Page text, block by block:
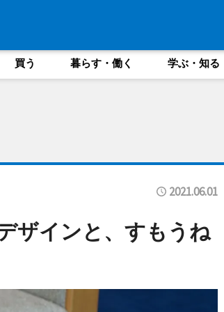
買う 暮らす・働く 学ぶ・知る
2021.06.01
ザインと、すもうね